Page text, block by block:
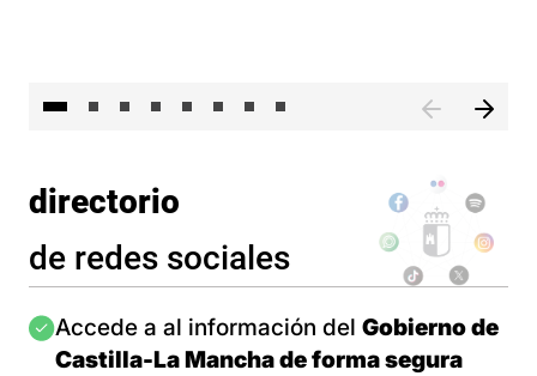
directorio
de redes sociales
Imagen
Accede a al información del Gobierno de
Castilla-La Mancha de forma segura